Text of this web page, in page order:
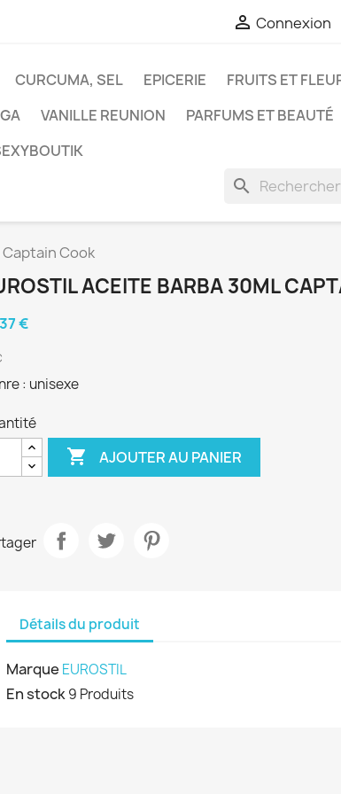
 Connexion
CURCUMA, SEL EPICERIE
FRUITS ET
VANILLE REUNION PARFUMS ET BEAUTÉ
search
Cook
ACEITE BARBA 30ML
€
: unisexe
 AJOUTER AU PANIER
Détails du produit
Marque EUROSTIL
En stock9 Produits